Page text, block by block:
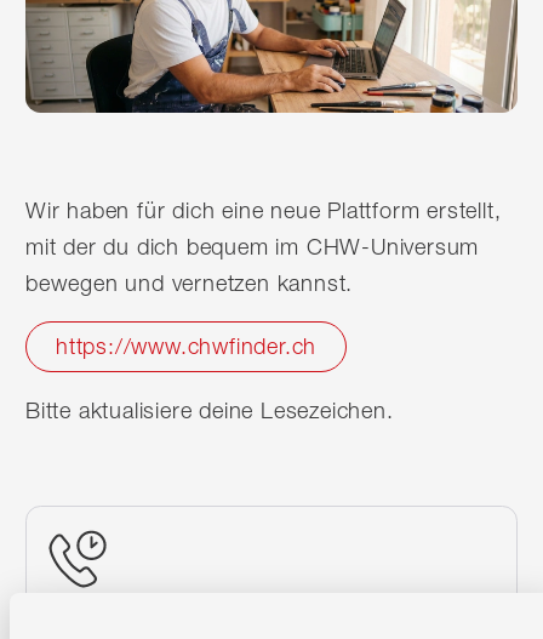
Wir haben für dich eine neue Plattform erstellt,
mit der du dich bequem im CHW-Universum
bewegen und vernetzen kannst.
https://www.chwfinder.ch
Bitte aktualisiere deine Lesezeichen.